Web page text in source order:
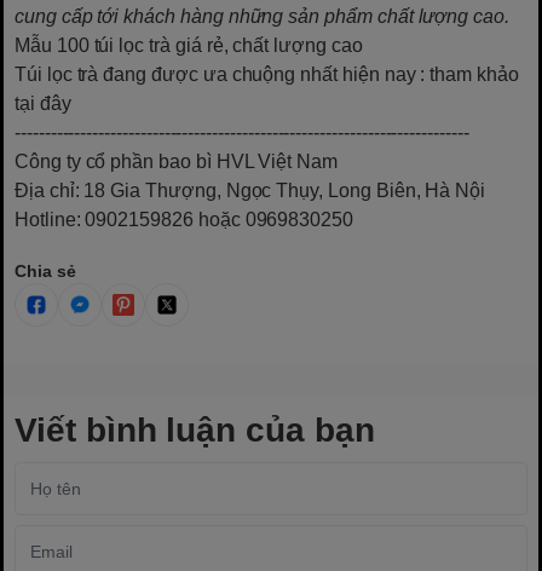
cung cấp tới khách hàng những sản phẩm chất lượng cao.
Mẫu 100 túi lọc trà giá rẻ, chất lượng cao
Túi lọc trà đang được ưa chuộng nhất hiện nay: tham khảo
tại đây
----------------------------------------------------------------------------
Công ty cổ phần bao bì HVL Việt Nam
Địa chỉ: 18 Gia Thượng, Ngọc Thụy, Long Biên, Hà Nội
Hotline: 0902159826 hoặc 0969830250
Chia sẻ
Viết bình luận của bạn